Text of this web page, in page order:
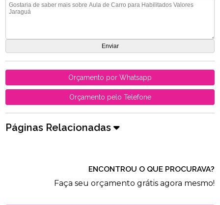
Orçamento por Whatsapp
Orçamento pelo Telefone
Páginas Relacionadas
ENCONTROU O QUE PROCURAVA?
Faça seu orçamento grátis agora mesmo!